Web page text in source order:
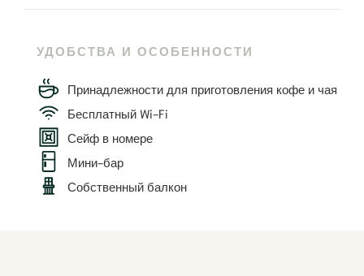
УДОБСТВА И ОСОБЕННОСТИ
Принадлежности для приготовления кофе и чая
Бесплатный Wi-Fi
Сейф в номере
Мини-бар
Собственный балкон